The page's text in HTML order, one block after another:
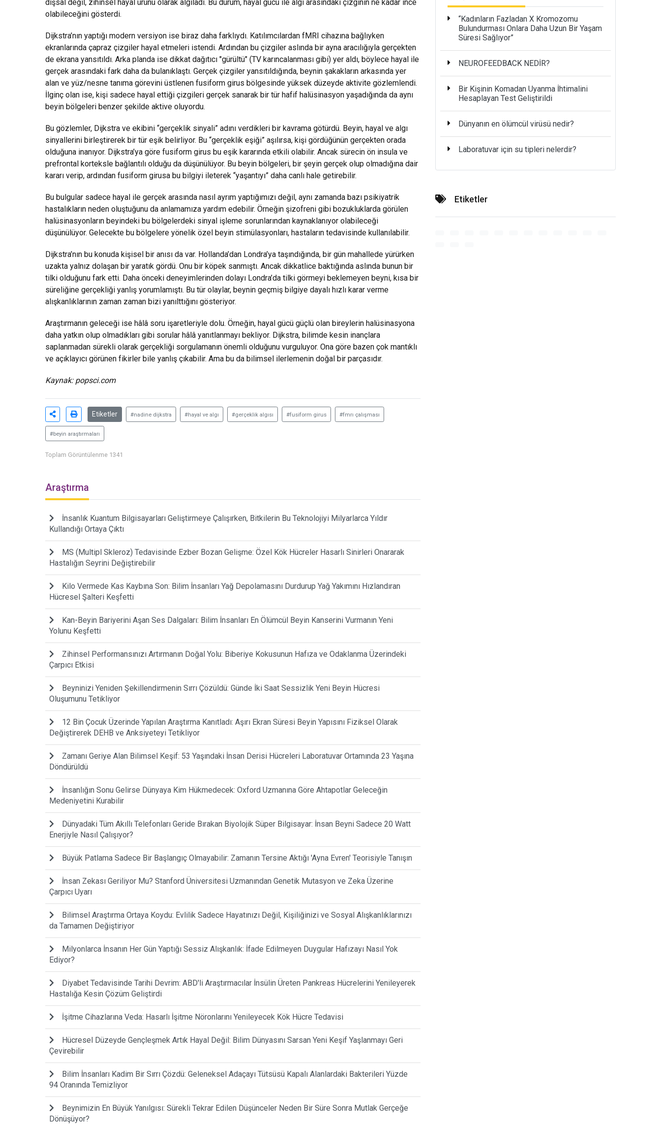
dışsal değil, zihinsel hayal ürünü olarak algıladı. Bu durum, hayal gücü ile algı arasındaki çizginin ne kadar ince
olabileceğini gösterdi.
Dijkstra’nın yaptığı modern versiyon ise biraz daha farklıydı. Katılımcılardan fMRI cihazına bağlıyken
ekranlarında çapraz çizgiler hayal etmeleri istendi. Ardından bu çizgiler aslında bir ayna aracılığıyla gerçekten
de ekrana yansıtıldı. Arka planda ise dikkat dağıtıcı "gürültü" (TV karıncalanması gibi) yer aldı, böylece hayal ile
gerçek arasındaki fark daha da bulanıklaştı. Gerçek çizgiler yansıtıldığında, beynin şakakların arkasında yer
alan ve yüz/nesne tanıma görevini üstlenen fusiform girus bölgesinde yüksek düzeyde aktivite gözlemlendi.
İlginç olan ise, kişi sadece hayal ettiği çizgileri gerçek sanarak bir tür hafif halüsinasyon yaşadığında da aynı
beyin bölgeleri benzer şekilde aktive oluyordu.
Bu gözlemler, Dijkstra ve ekibini “gerçeklik sinyali” adını verdikleri bir kavrama götürdü. Beyin, hayal ve algı
sinyallerini birleştirerek bir tür eşik belirliyor. Bu “gerçeklik eşiği” aşılırsa, kişi gördüğünün gerçekten orada
olduğuna inanıyor. Dijkstra’ya göre fusiform girus bu eşik kararında etkili olabilir. Ancak sürecin ön insula ve
prefrontal korteksle bağlantılı olduğu da düşünülüyor. Bu beyin bölgeleri, bir şeyin gerçek olup olmadığına dair
kararı verip, ardından fusiform girusa bu bilgiyi ileterek “yaşantıyı” daha canlı hale getirebilir.
Bu bulgular sadece hayal ile gerçek arasında nasıl ayrım yaptığımızı değil, aynı zamanda bazı psikiyatrik
hastalıkların neden oluştuğunu da anlamamıza yardım edebilir. Örneğin şizofreni gibi bozukluklarda görülen
halüsinasyonların beyindeki bu bölgelerdeki sinyal işleme sorunlarından kaynaklanıyor olabileceği
düşünülüyor. Gelecekte bu bölgelere yönelik özel beyin stimülasyonları, hastaların tedavisinde kullanılabilir.
Dijkstra’nın bu konuda kişisel bir anısı da var. Hollanda’dan Londra’ya taşındığında, bir gün mahallede yürürken
uzakta yalnız dolaşan bir yaratık gördü. Onu bir köpek sanmıştı. Ancak dikkatlice baktığında aslında bunun bir
tilki olduğunu fark etti. Daha önceki deneyimlerinden dolayı Londra’da tilki görmeyi beklemeyen beyni, kısa bir
süreliğine gerçekliği yanlış yorumlamıştı. Bu tür olaylar, beynin geçmiş bilgiye dayalı hızlı karar verme
alışkanlıklarının zaman zaman bizi yanılttığını gösteriyor.
Araştırmanın geleceği ise hâlâ soru işaretleriyle dolu. Örneğin, hayal gücü güçlü olan bireylerin halüsinasyona
daha yatkın olup olmadıkları gibi sorular hâlâ yanıtlanmayı bekliyor. Dijkstra, bilimde kesin inançlara
saplanmadan sürekli olarak gerçekliği sorgulamanın önemli olduğunu vurguluyor. Ona göre bazen çok mantıklı
ve açıklayıcı görünen fikirler bile yanlış çıkabilir. Ama bu da bilimsel ilerlemenin doğal bir parçasıdır.
Kaynak: popsci.com
Etiketler #nadine dijkstra #hayal ve algı #gerçeklik algısı #fusiform girus #fmrı çalışması
#beyin araştırmaları
Toplam Görüntülenme 1341
Araştırma
İnsanlık Kuantum Bilgisayarları Geliştirmeye Çalışırken, Bitkilerin Bu Teknolojiyi Milyarlarca Yıldır
Kullandığı Ortaya Çıktı
MS (Multipl Skleroz) Tedavisinde Ezber Bozan Gelişme: Özel Kök Hücreler Hasarlı Sinirleri Onararak
Hastalığın Seyrini Değiştirebilir
Kilo Vermede Kas Kaybına Son: Bilim İnsanları Yağ Depolamasını Durdurup Yağ Yakımını Hızlandıran
Hücresel Şalteri Keşfetti
Kan-Beyin Bariyerini Aşan Ses Dalgaları: Bilim İnsanları En Ölümcül Beyin Kanserini Vurmanın Yeni
Yolunu Keşfetti
Zihinsel Performansınızı Artırmanın Doğal Yolu: Biberiye Kokusunun Hafıza ve Odaklanma Üzerindeki
Çarpıcı Etkisi
Beyninizi Yeniden Şekillendirmenin Sırrı Çözüldü: Günde İki Saat Sessizlik Yeni Beyin Hücresi
Oluşumunu Tetikliyor
12 Bin Çocuk Üzerinde Yapılan Araştırma Kanıtladı: Aşırı Ekran Süresi Beyin Yapısını Fiziksel Olarak
Değiştirerek DEHB ve Anksiyeteyi Tetikliyor
Zamanı Geriye Alan Bilimsel Keşif: 53 Yaşındaki İnsan Derisi Hücreleri Laboratuvar Ortamında 23 Yaşına
Döndürüldü
İnsanlığın Sonu Gelirse Dünyaya Kim Hükmedecek: Oxford Uzmanına Göre Ahtapotlar Geleceğin
Medeniyetini Kurabilir
Dünyadaki Tüm Akıllı Telefonları Geride Bırakan Biyolojik Süper Bilgisayar: İnsan Beyni Sadece 20 Watt
Enerjiyle Nasıl Çalışıyor?
Büyük Patlama Sadece Bir Başlangıç Olmayabilir: Zamanın Tersine Aktığı 'Ayna Evren' Teorisiyle Tanışın
İnsan Zekası Geriliyor Mu? Stanford Üniversitesi Uzmanından Genetik Mutasyon ve Zeka Üzerine
Çarpıcı Uyarı
Bilimsel Araştırma Ortaya Koydu: Evlilik Sadece Hayatınızı Değil, Kişiliğinizi ve Sosyal Alışkanlıklarınızı
da Tamamen Değiştiriyor
Milyonlarca İnsanın Her Gün Yaptığı Sessiz Alışkanlık: İfade Edilmeyen Duygular Hafızayı Nasıl Yok
Ediyor?
Diyabet Tedavisinde Tarihi Devrim: ABD'li Araştırmacılar İnsülin Üreten Pankreas Hücrelerini Yenileyerek
Hastalığa Kesin Çözüm Geliştirdi
İşitme Cihazlarına Veda: Hasarlı İşitme Nöronlarını Yenileyecek Kök Hücre Tedavisi
Hücresel Düzeyde Gençleşmek Artık Hayal Değil: Bilim Dünyasını Sarsan Yeni Keşif Yaşlanmayı Geri
Çevirebilir
Bilim İnsanları Kadim Bir Sırrı Çözdü: Geleneksel Adaçayı Tütsüsü Kapalı Alanlardaki Bakterileri Yüzde
94 Oranında Temizliyor
Beynimizin En Büyük Yanılgısı: Sürekli Tekrar Edilen Düşünceler Neden Bir Süre Sonra Mutlak Gerçeğe
Dönüşüyor?
“Kadınların Fazladan X Kromozomu
Bulundurması Onlara Daha Uzun Bir Yaşam
Süresi Sağlıyor”
NEUROFEEDBACK NEDİR?
Bir Kişinin Komadan Uyanma İhtimalini
Hesaplayan Test Geliştirildi
Dünyanın en ölümcül virüsü nedir?
Laboratuvar için su tipleri nelerdir?
Etiketler